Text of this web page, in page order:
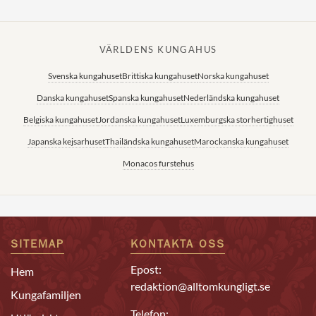
VÄRLDENS KUNGAHUS
Svenska kungahusetBrittiska kungahusetNorska kungahuset
Danska kungahusetSpanska kungahusetNederländska kungahuset
Belgiska kungahusetJordanska kungahusetLuxemburgska storhertighuset
Japanska kejsarhusetThailändska kungahusetMarockanska kungahuset
Monacos furstehus
SITEMAP
Hem
Kungafamiljen
KONTAKTA OSS
Epost:
redaktion@alltomkungligt.se